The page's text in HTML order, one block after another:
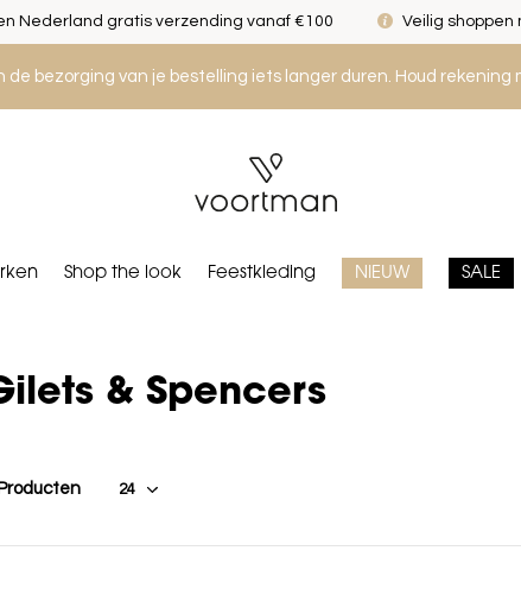
de bezorging van je bestelling iets langer duren. Houd
Shop the look Feestkleding NIEUW SALE
Nederland gratis verzending vanaf €100 Veilig shoppen
& Spencers